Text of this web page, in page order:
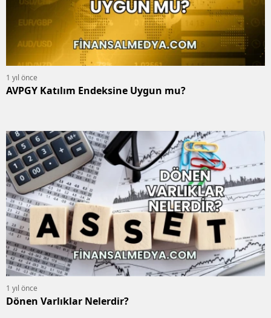
1 yıl önce
AVPGY Katılım Endeksine Uygun mu?
1 yıl önce
Dönen Varlıklar Nelerdir?